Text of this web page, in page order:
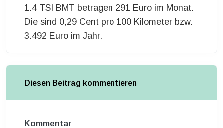
1.4 TSI BMT betragen 291 Euro im Monat.
Die sind 0,29 Cent pro 100 Kilometer bzw.
3.492 Euro im Jahr.
Diesen Beitrag kommentieren
Kommentar